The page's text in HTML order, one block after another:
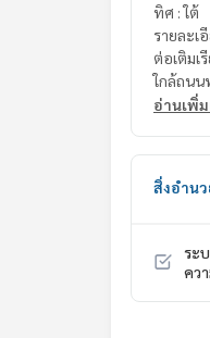
ทิศ : ใต้
รายละเ
ต่อเติมเ
ใกล้ถนน
-โรงพย
-ศาลพัน
-อบต.พั
อ่านเพิ่
สิ่งอำน
ระ
คว